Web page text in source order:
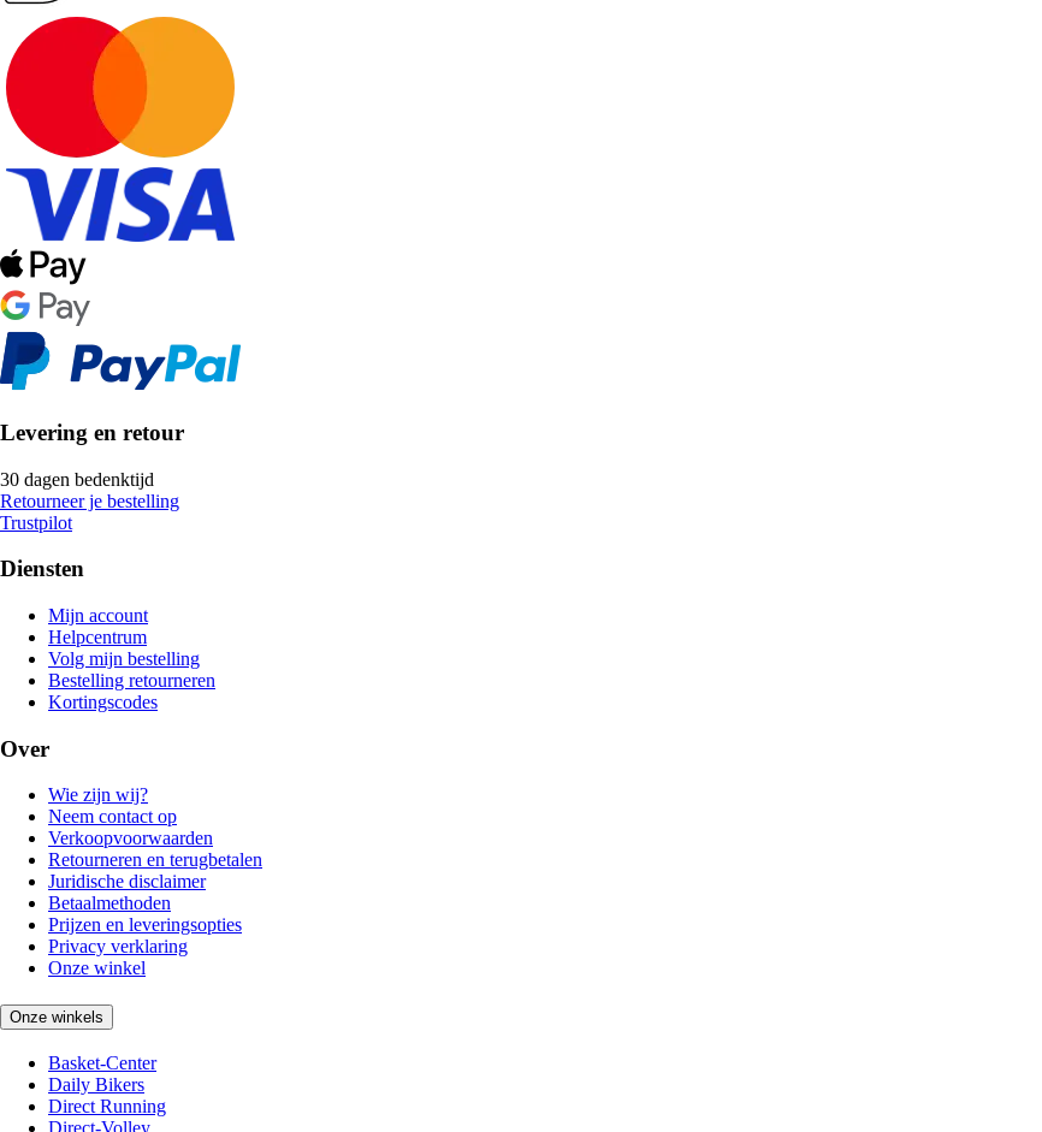
Levering en retour
30 dagen bedenktijd
Retourneer je bestelling
Trustpilot
Diensten
Mijn account
Helpcentrum
Volg mijn bestelling
Bestelling retourneren
Kortingscodes
Over
Wie zijn wij?
Neem contact op
Verkoopvoorwaarden
Retourneren en terugbetalen
Juridische disclaimer
Betaalmethoden
Prijzen en leveringsopties
Privacy verklaring
Onze winkel
Onze winkels
Basket-Center
Daily Bikers
Direct Running
Direct-Volley